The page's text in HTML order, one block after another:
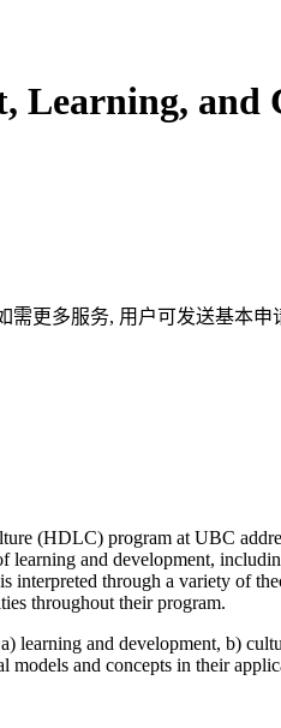
Learning, and
需更多服务, 用户可发送基本
(HDLC) program at UBC
learning and development,
through a variety of
throughout their program.
learning and development, b)
and concepts in their